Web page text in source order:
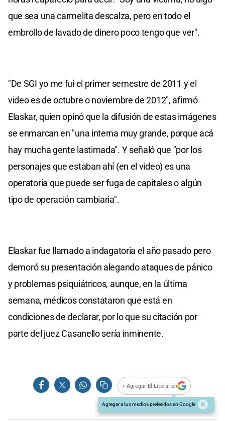
que sea una carmelita descalza, pero en todo el
embrollo de lavado de dinero poco tengo que ver".
"De SGI yo me fui el primer semestre de 2011 y el
video es de octubre o noviembre de 2012", afirmó
Elaskar, quien opinó que la difusión de estas imágenes
se enmarcan en "una interna muy grande, porque acá
hay mucha gente lastimada". Y señaló que "por los
personajes que estaban ahí (en el video) es una
operatoria que puede ser fuga de capitales o algún
tipo de operación cambiaria".
Elaskar fue llamado a indagatoria el año pasado pero
demoró su presentación alegando ataques de pánico
y problemas psiquiátricos, aunque, en la última
semana, médicos constataron que está en
condiciones de declarar, por lo que su citación por
parte del juez Casanello sería inminente.
+ Agregar El Litoral en
Agregar a tus medios preferidos en Google